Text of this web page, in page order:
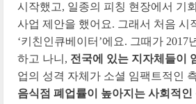
시작했고, 일종의 피칭 현장에서 기
사업 제안을 했어요. 그래서 처음 시
‘키친인큐베이터’에요. 그때가 2017
하고 나니, 전국에 있는 지자체들이
업의 성격 자체가 소셜 임팩트적인
음식점 폐업률이 높아지는 사회적인